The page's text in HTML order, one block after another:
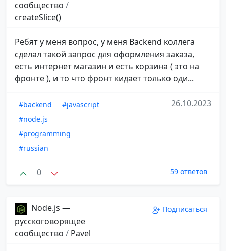
сообщество /
createSlice()
Ребят у меня вопрос, у меня Backend коллега
сделал такой запрос для оформления заказа,
есть интернет магазин и есть корзина ( это на
фронте ), и то что фронт кидает только оди...
#backend
#javascript
#node.js
#programming
#russian
26.10.2023
0 59 ответов
Node.js —
русскоговорящее
сообщество / Pavel
Подписаться